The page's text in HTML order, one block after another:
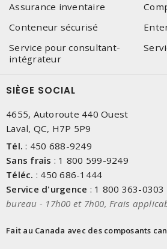
Assurance inventaire
Conteneur sécurisé
Service pour consultant-
intégrateur
SIÈGE SOCIAL
4655, Autoroute 440 Ouest
Laval, QC, H7P 5P9
Tél. : 450 688-9249
Sans frais : 1 800 599-9249
Téléc. : 450 686-1444
Service d'urgence : 1 800 363-0303
bureau - 17h00 et 7h00, Frais
Fait au Canada avec des composants